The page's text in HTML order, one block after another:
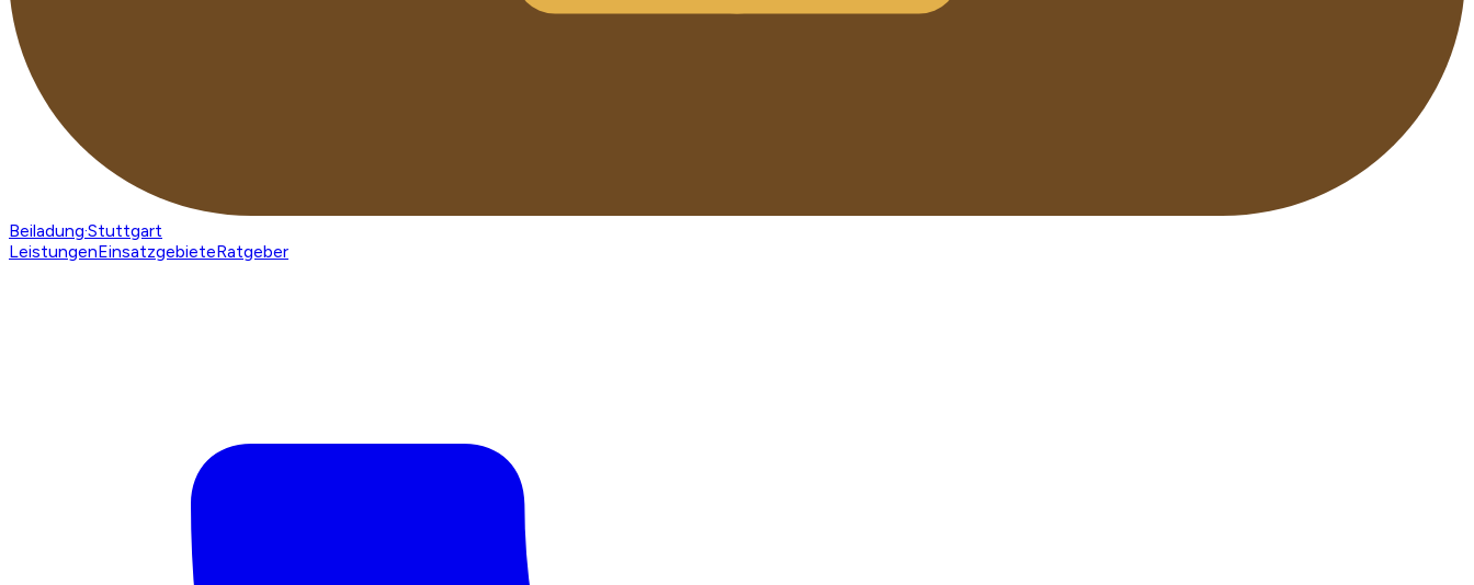
Beiladung·Stuttgart
LeistungenEinsatzgebieteRatgeber